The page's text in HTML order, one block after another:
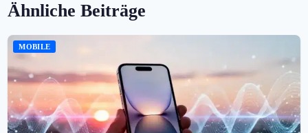
Ähnliche Beiträge
MOBILE